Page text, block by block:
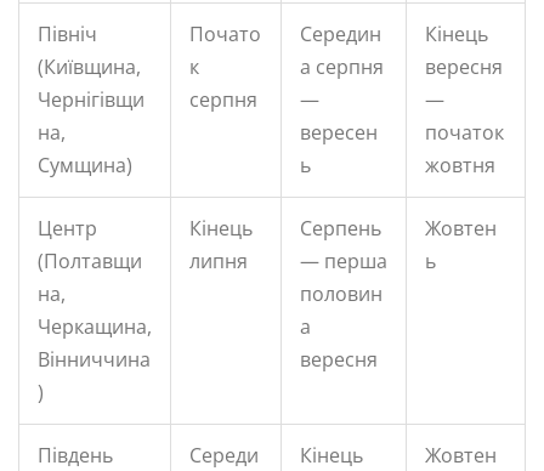
Північ
(Київщина,
Чернігівщи
на,
Сумщина)
Почато
к
серпня
Середин
а серпня
—
вересен
ь
Кінець
вересня
—
початок
жовтня
Центр
(Полтавщи
на,
Черкащина,
Вінниччина
)
Кінець
липня
Серпень
— перша
половин
а
вересня
Жовтен
ь
Південь
Середи
Кінець
Жовтен